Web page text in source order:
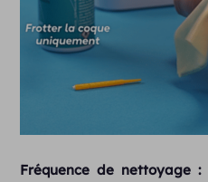
Fréquence de nettoyage :